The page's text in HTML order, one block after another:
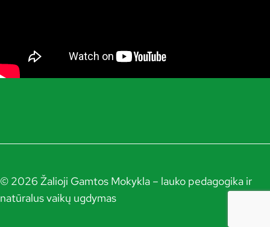
© 2026 Žalioji Gamtos Mokykla – lauko pedagogika ir
natūralus vaikų ugdymas